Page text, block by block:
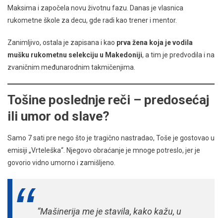
Maksima i započela novu životnu fazu. Danas je vlasnica
rukometne škole za decu, gde radi kao trener i mentor.
Zanimljivo, ostala je zapisana i kao prva žena koja je vodila
mušku rukometnu selekciju u Makedoniji, a tim je predvodila i na
zvaničnim međunarodnim takmičenjima.
Tošine poslednje reči – predosećaj
ili umor od slave?
Samo 7 sati pre nego što je tragično nastradao, Toše je gostovao u
emisiji „Vrteleška“. Njegovo obraćanje je mnoge potreslo, jer je
govorio vidno umorno i zamišljeno.
“Mašinerija me je stavila, kako kažu, u